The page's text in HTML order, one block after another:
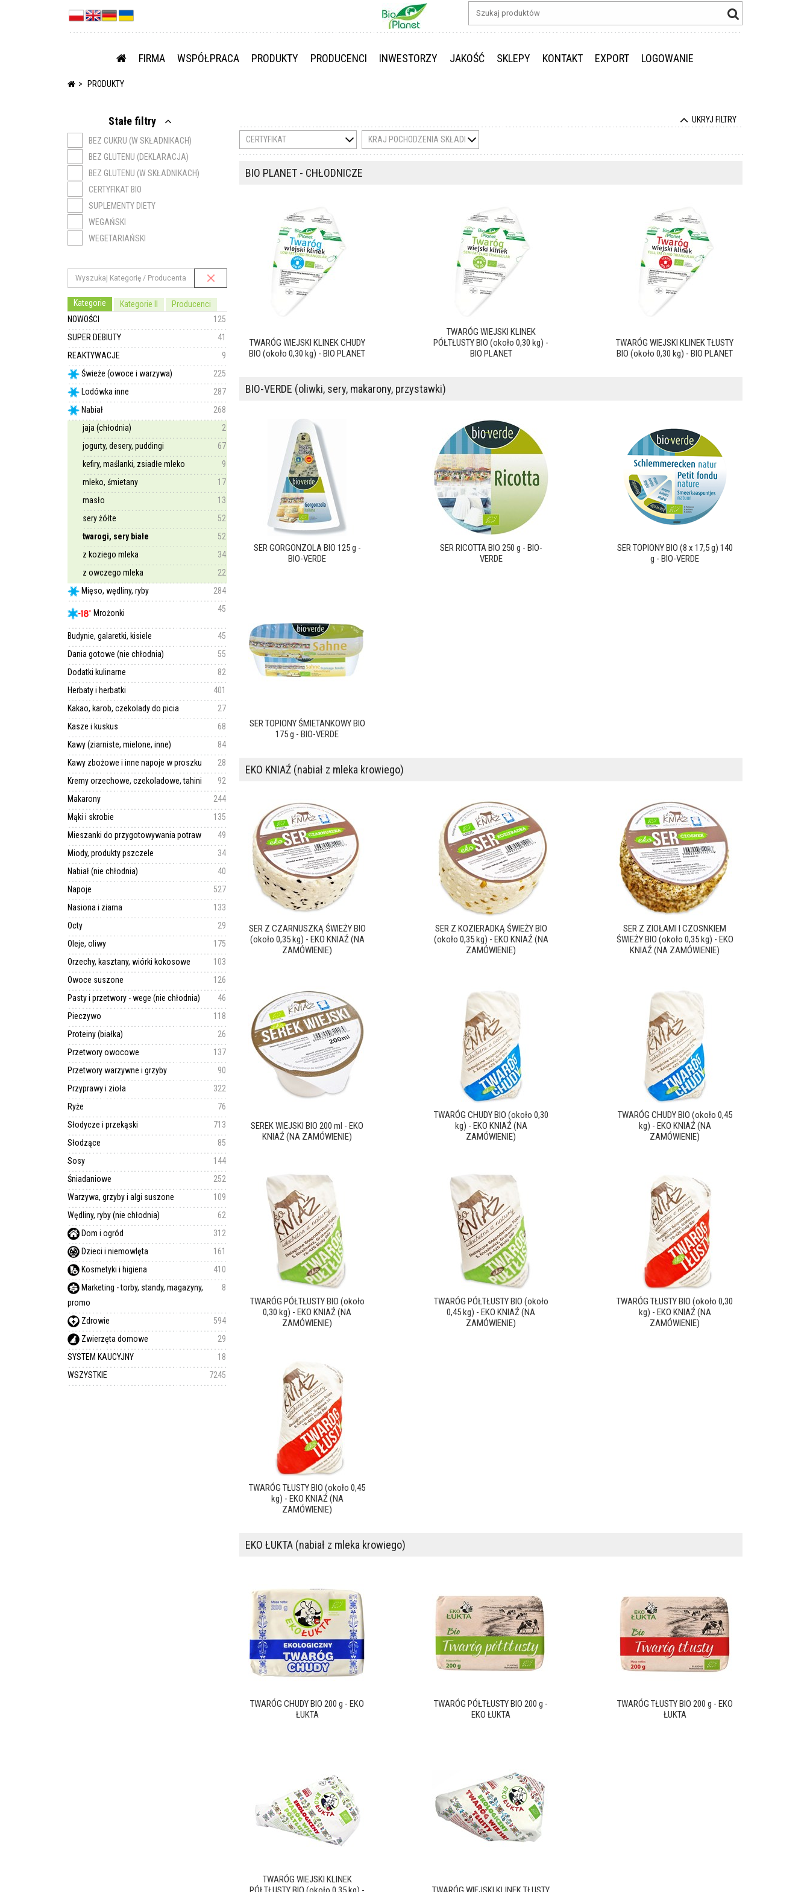
FIRMA WSPÓŁPRACA PRODUKTY PRODUCENCI INWESTORZY JAKOŚĆ SKLEPY KONTAKT EXPORT LOGOWANIE
PRODUKTY
Stałe filtry
BEZ CUKRU (W SKŁADNIKACH)
BEZ GLUTENU (DEKLARACJA)
BEZ GLUTENU (W SKŁADNIKACH)
CERTYFIKAT BIO
SUPLEMENTY DIETY
WEGAŃSKI
WEGETARIAŃSKI
Kategorie Kategorie II
Producenci
125
NOWOŚCI
41
SUPER DEBIUTY
9
REAKTYWACJE
225
Świeże (owoce i warzywa)
287
Lodówka inne
268
Nabiał
2
jaja (chłodnia)
67
jogurty, desery, puddingi
9
kefiry, maślanki, zsiadłe mleko
17
mleko, śmietany
13
masło
52
sery żółte
52
twarogi, sery białe
34
z koziego mleka
22
z owczego mleka
284
Mięso, wędliny, ryby
45
Mrożonki
45
Budynie, galaretki, kisiele
55
Dania gotowe (nie chłodnia)
82
Dodatki kulinarne
401
Herbaty i herbatki
27
Kakao, karob, czekolady do picia
68
Kasze i kuskus
84
Kawy (ziarniste, mielone, inne)
28
Kawy zbożowe i inne napoje w proszku
92
Kremy orzechowe, czekoladowe, tahini
244
Makarony
135
Mąki i skrobie
49
Mieszanki do przygotowywania potraw
34
Miody, produkty pszczele
40
Nabiał (nie chłodnia)
527
Napoje
133
Nasiona i ziarna
29
Octy
175
Oleje, oliwy
103
Orzechy, kasztany, wiórki kokosowe
126
Owoce suszone
46
Pasty i przetwory - wege (nie chłodnia)
118
Pieczywo
26
Proteiny (białka)
137
Przetwory owocowe
90
Przetwory warzywne i grzyby
322
Przyprawy i zioła
76
Ryże
713
Słodycze i przekąski
85
Słodzące
144
Sosy
252
Śniadaniowe
109
Warzywa, grzyby i algi suszone
62
Wędliny, ryby (nie chłodnia)
312
Dom i ogród
161
Dzieci i niemowlęta
410
Kosmetyki i higiena
8
Marketing - torby, standy, magazyny,
promo
594
Zdrowie
29
Zwierzęta domowe
18
SYSTEM KAUCYJNY
7245
WSZYSTKIE
UKRYJ FILTRY
CERTYFIKAT KRAJ POCHODZENIA SKŁADNIKÓW
BIO PLANET - CHŁODNICZE
TWARÓG WIEJSKI KLINEK CHUDY
BIO (około 0,30 kg) - BIO PLANET
TWARÓG WIEJSKI KLINEK
PÓŁTŁUSTY BIO (około 0,30 kg) -
BIO PLANET
TWARÓG WIEJSKI KLINEK TŁUSTY
BIO (około 0,30 kg) - BIO PLANET
BIO-VERDE (oliwki, sery, makarony, przystawki)
SER GORGONZOLA BIO 125 g -
BIO-VERDE
SER RICOTTA BIO 250 g - BIO-
VERDE
SER TOPIONY BIO (8 x 17,5 g) 140
g - BIO-VERDE
SER TOPIONY ŚMIETANKOWY BIO
175 g - BIO-VERDE
EKO KNIAŹ (nabiał z mleka krowiego)
SER Z CZARNUSZKĄ ŚWIEŻY BIO
(około 0,35 kg) - EKO KNIAŹ (NA
ZAMÓWIENIE)
SER Z KOZIERADKĄ ŚWIEŻY BIO
(około 0,35 kg) - EKO KNIAŹ (NA
ZAMÓWIENIE)
SER Z ZIOŁAMI I CZOSNKIEM
ŚWIEŻY BIO (około 0,35 kg) - EKO
KNIAŹ (NA ZAMÓWIENIE)
SEREK WIEJSKI BIO 200 ml - EKO
KNIAŹ (NA ZAMÓWIENIE)
TWARÓG CHUDY BIO (około 0,30
kg) - EKO KNIAŹ (NA
ZAMÓWIENIE)
TWARÓG CHUDY BIO (około 0,45
kg) - EKO KNIAŹ (NA
ZAMÓWIENIE)
TWARÓG PÓŁTŁUSTY BIO (około
0,30 kg) - EKO KNIAŹ (NA
ZAMÓWIENIE)
TWARÓG PÓŁTŁUSTY BIO (około
0,45 kg) - EKO KNIAŹ (NA
ZAMÓWIENIE)
TWARÓG TŁUSTY BIO (około 0,30
kg) - EKO KNIAŹ (NA
ZAMÓWIENIE)
TWARÓG TŁUSTY BIO (około 0,45
kg) - EKO KNIAŹ (NA
ZAMÓWIENIE)
EKO ŁUKTA (nabiał z mleka krowiego)
TWARÓG CHUDY BIO 200 g - EKO
ŁUKTA
TWARÓG PÓŁTŁUSTY BIO 200 g -
EKO ŁUKTA
TWARÓG TŁUSTY BIO 200 g - EKO
ŁUKTA
TWARÓG WIEJSKI KLINEK